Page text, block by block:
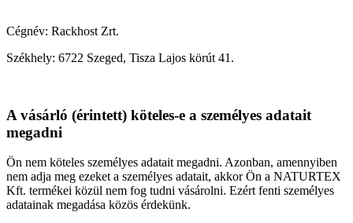
Cégnév: Rackhost Zrt.
Székhely: 6722 Szeged, Tisza Lajos körút 41.
A vásárló (érintett) köteles-e a személyes adatait
megadni
Ön nem köteles személyes adatait megadni. Azonban, amennyiben
nem adja meg ezeket a személyes adatait, akkor Ön a NATURTEX
Kft. termékei közül nem fog tudni vásárolni. Ezért fenti személyes
adatainak megadása közös érdekünk.